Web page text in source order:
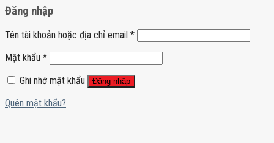
Đăng nhập
Tên tài khoản hoặc địa chỉ email *
Mật khẩu *
Ghi nhớ mật khẩu
Đăng nhập
Quên mật khẩu?